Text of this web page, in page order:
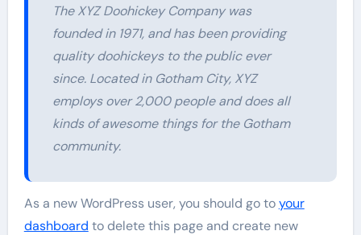
The XYZ Doohickey Company was
founded in 1971, and has been providing
quality doohickeys to the public ever
since. Located in Gotham City, XYZ
employs over 2,000 people and does all
kinds of awesome things for the Gotham
community.
As a new WordPress user, you should go toyour
dashboard to delete this page and create new